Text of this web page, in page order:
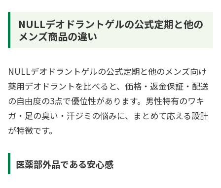
NULLデオドラントゲルの公式定期と他の
メンズ商品の違い
NULLデオドラントゲルの公式定期と他のメンズ向け
薬用デオドラントを比べると、価格・返金保証・配送
の自由度の3点で優位性があります。男性特有のワキ
ガ・足の臭い・汗ジミの悩みに、まとめて応える設計
が特徴です。
医薬部外品である安心感